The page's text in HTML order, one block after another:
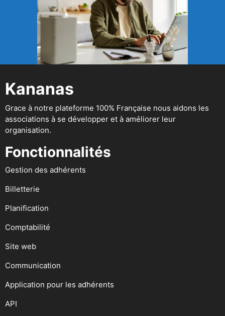
Kananas
Grace à notre plateforme 100% Française nous aidons les
associations à se développer et à améliorer leur
organisation.
Fonctionnalités
Gestion des adhérents
Billetterie
Planification
Comptabilité
Site web
Communication
Application pour les adhérents
API